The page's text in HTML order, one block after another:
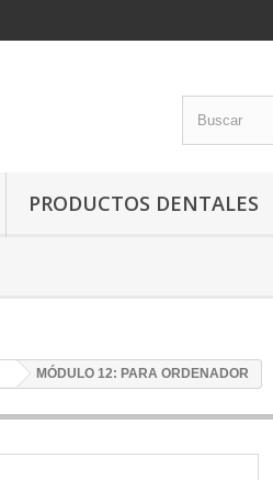
PRODUCTOS DENTALES
MÓDULO 12: PARA ORDENADOR